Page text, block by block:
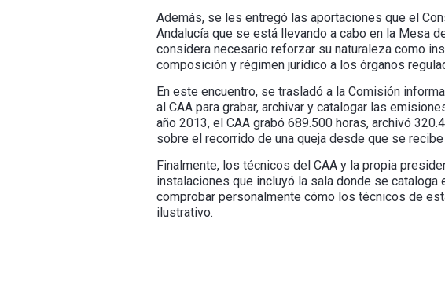
Además, se les entregó las aportaciones que el
Andalucía que se está llevando a cabo en la Mesa
considera necesario reforzar su naturaleza como
composición y régimen jurídico a los órganos
En este encuentro, se trasladó a la Comisión
al CAA para grabar, archivar y catalogar las
año 2013, el CAA grabó 689.500 horas, archivó
sobre el recorrido de una queja desde que se
Finalmente, los técnicos del CAA y la propia
instalaciones que incluyó la sala donde se
comprobar personalmente cómo los técnicos de
ilustrativo.